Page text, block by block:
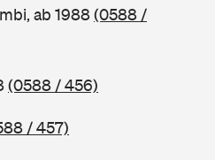
ab 1988(0588 /
(0588 / 456)
/ 457)